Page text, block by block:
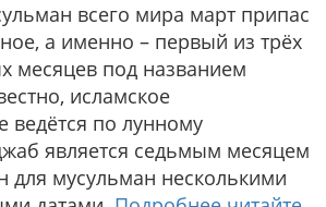
всего мира март припас
а именно – первый из трёх
месяцев под названием
исламское
ведётся по лунному
является седьмым месяцем
для мусульман несколькими